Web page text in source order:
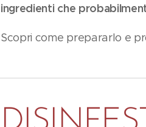
ingredienti che
Scopri come prepararlo e